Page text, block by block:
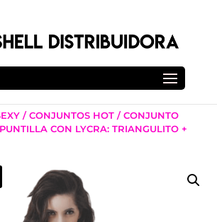
/CONJUNTOS HOT / CONJUNTO
CON LYCRA: TRIANGULITO +